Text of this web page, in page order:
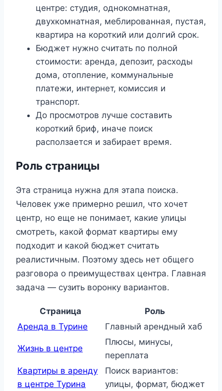
центре: студия, однокомнатная,
двухкомнатная, меблированная, пустая,
квартира на короткий или долгий срок.
Бюджет нужно считать по полной
стоимости: аренда, депозит, расходы
дома, отопление, коммунальные
платежи, интернет, комиссия и
транспорт.
До просмотров лучше составить
короткий бриф, иначе поиск
расползается и забирает время.
Роль страницы
Эта страница нужна для этапа поиска.
Человек уже примерно решил, что хочет
центр, но еще не понимает, какие улицы
смотреть, какой формат квартиры ему
подходит и какой бюджет считать
реалистичным. Поэтому здесь нет общего
разговора о преимуществах центра. Главная
задача — сузить воронку вариантов.
Страница
Роль
Аренда в Турине
Главный арендный хаб
Жизнь в центре
Плюсы, минусы,
переплата
Квартиры в аренду
в центре Турина
Поиск вариантов:
улицы, формат, бюджет